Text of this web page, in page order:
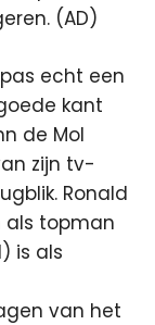
(AD)
echt een
kant
de Mol
zijn tv-
Ronald
als topman
is als
van het